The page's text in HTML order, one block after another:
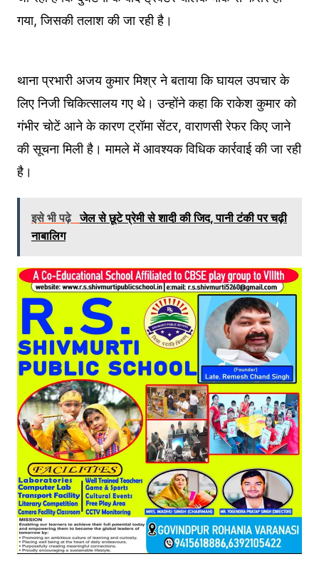
गया, जिसकी तलाश की जा रही है।
थाना प्रभारी अजय कुमार मिश्र ने बताया कि घायल उपचार के
लिए निजी चिकित्सालय गए थे। उन्होंने कहा कि राकेश कुमार को
गंभीर चोटें आने के कारण ट्रॉमा सेंटर, वाराणसी रेफर किए जाने
की सूचना मिली है। मामले में आवश्यक विधिक कार्रवाई की जा रही
है।
इसे भी पढ़े जेल से छूटे प्रेमी से शादी की जिद, पानी टंकी पर चढ़ी
नाबालिग